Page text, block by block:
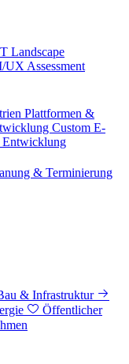
Landscape
UX Assessment
Plattformen &
Custom E-
Entwicklung
& Terminierung
& Infrastruktur
Öffentlicher